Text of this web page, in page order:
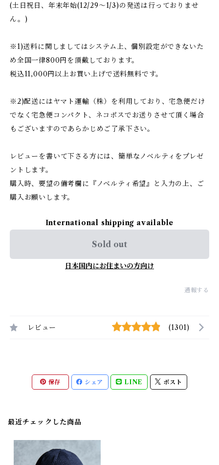
(土日祝日、年末年始(12/29〜1/3)の発送は行っておりませ
ん。)
※1)送料に関しましてはシステム上、個別設定ができないた
め全国一律800円を頂戴しております。
税込11,000円以上お買い上げで送料無料です。
※2)配送にはヤマト運輸（株）を利用しており、宅急便だけ
でなく宅急便コンパクト、ネコポスでお送りさせて頂く場合
もございますのであらかじめご了承下さい。
レビューを書いて下さる方には、簡単なノベルティをプレゼ
ントします。
購入時、要望の備考欄に『ノベルティ希望』と入力の上、ご
購入お願いします。
International shipping available
Sold out
日本国内にお住まいの方向け
通報する
レビュー (1301)
保存 シェア LINE ポスト
最近チェックした商品